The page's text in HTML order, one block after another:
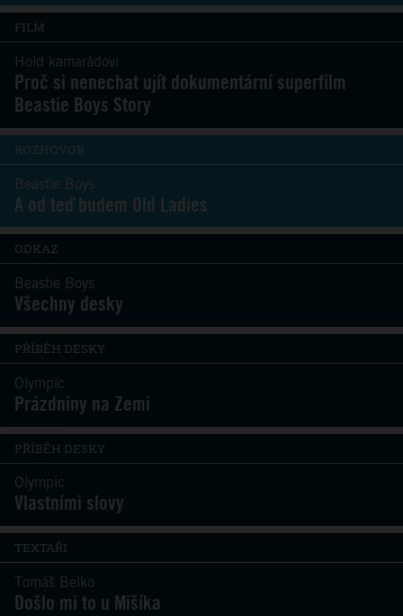
FILM
Hold kamarádovi
Proč si nenechat ujít dokumentární superfilm
Beastie Boys Story
ROZHOVOR
Beastie Boys
A od teď budem Old Ladies
ODKAZ
Beastie Boys
Všechny desky
PŘÍBĚH DESKY
Olympic
Prázdniny na Zemi
PŘÍBĚH DESKY
Olympic
Vlastními slovy
TEXTAŘI
Tomáš Belko
Došlo mi to u Mišíka